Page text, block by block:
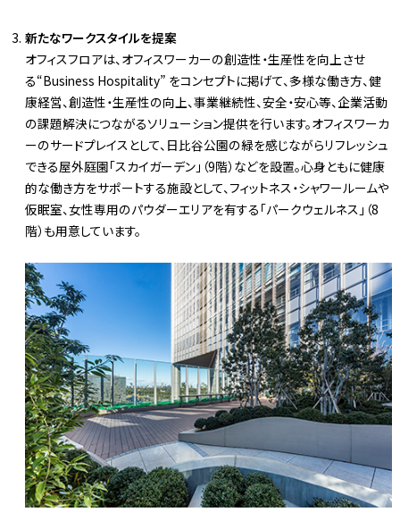
新たなワークスタイルを提案
オフィスフロアは、オフィスワーカーの創造性・生産性を向上させ
る“Business Hospitality” をコンセプトに掲げて、多様な働き方、健
康経営、創造性・生産性の向上、事業継続性、安全・安心等、企業活動
の課題解決につながるソリューション提供を行います。オフィスワーカ
ーのサードプレイスとして、日比谷公園の緑を感じながらリフレッシュ
できる屋外庭園「スカイガーデン」（9階）などを設置。心身ともに健康
的な働き方をサポートする施設として、フィットネス・シャワールームや
仮眠室、女性専用のパウダーエリアを有する「パークウェルネス」（8
階）も用意しています。